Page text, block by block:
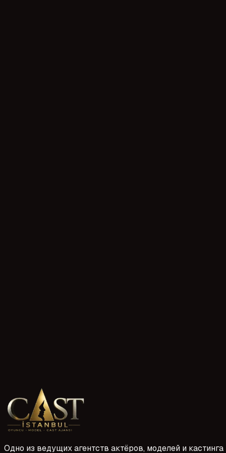
четких рамках. Управление процессом с правильной
рассматриваем этапы регистрации, применимые как
1 Mayıs 2026
Одно из ведущих агентств актёров, моделей и